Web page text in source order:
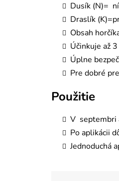
Dusík (N)=
Draslík
Obsah
Účinkuje až
Úplne
Pre dobré
Použitie
V septembri
Po aplikácii
Jednoduchá